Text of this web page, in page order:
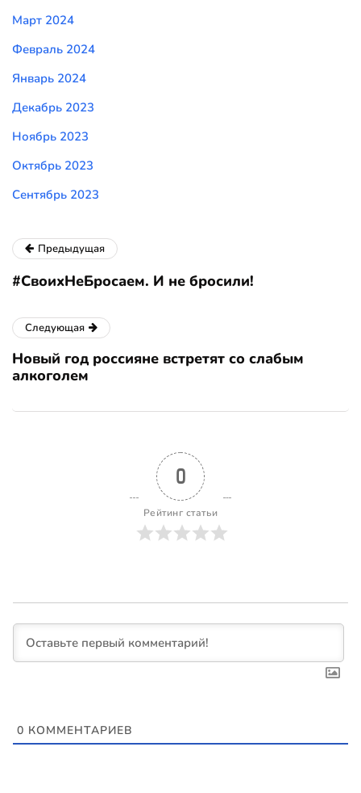
Март 2024
Февраль 2024
Январь 2024
Декабрь 2023
Ноябрь 2023
Октябрь 2023
Сентябрь 2023
Предыдущая
#СвоихНеБросаем. И не бросили!
Следующая
Новый год россияне встретят со слабым
алкоголем
0
Рейтинг статьи
0 КОММЕНТАРИЕВ